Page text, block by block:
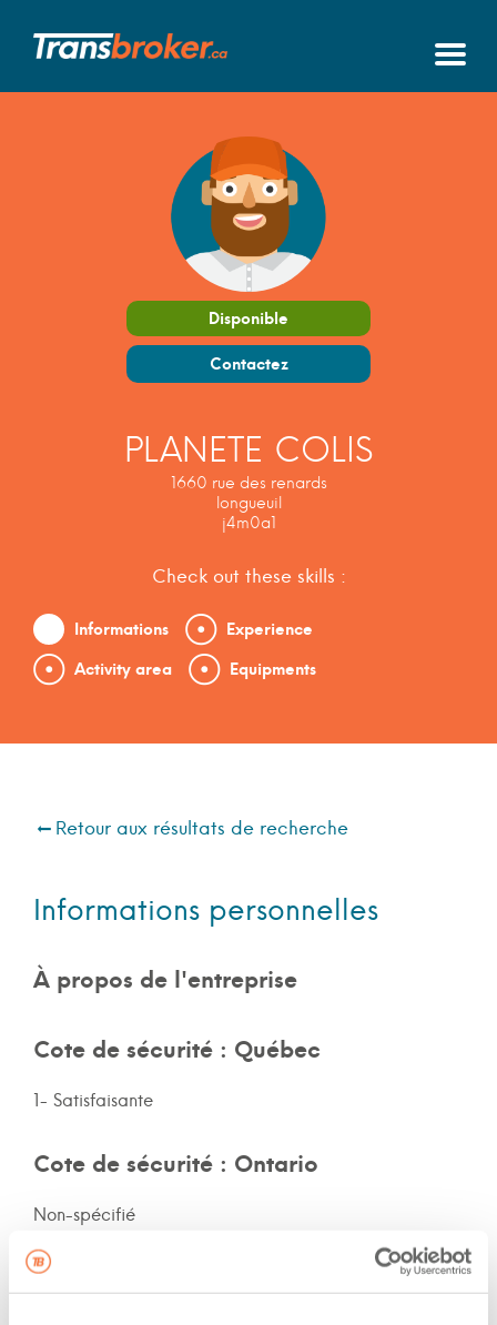
Disponible
Contactez
PLANETE COLIS
1660 rue des renards
longueuil
j4m0a1
Check out these skills :
Informations
Experience
Activity area
Equipments
Retour aux résultats de recherche
Informations personnelles
À propos de l'entreprise
Cote de sécurité : Québec
1- Satisfaisante
Cote de sécurité : Ontario
Non-spécifié
Cote de sécurité: autres provinces